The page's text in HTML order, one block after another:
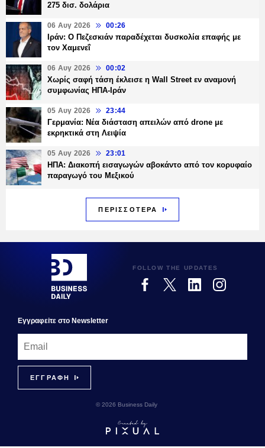
275 δισ. δολάρια
06 Αυγ 2026 00:26
Ιράν: Ο Πεζεσκιάν παραδέχεται δυσκολία επαφής με
τον Χαμενεΐ
06 Αυγ 2026 00:02
Χωρίς σαφή τάση έκλεισε η Wall Street εν αναμονή
συμφωνίας ΗΠΑ-Ιράν
05 Αυγ 2026 23:44
Γερμανία: Νέα διάσταση απειλών από drone με
εκρηκτικά στη Λειψία
05 Αυγ 2026 23:01
ΗΠΑ: Διακοπή εισαγωγών αβοκάντο από τον κορυφαίο
παραγωγό του Μεξικού
ΠΕΡΙΣΣΟΤΕΡΑ
FOLLOW THE UPDATES
Εγγραφεiτε στο Newsletter
© 2026 Business Daily